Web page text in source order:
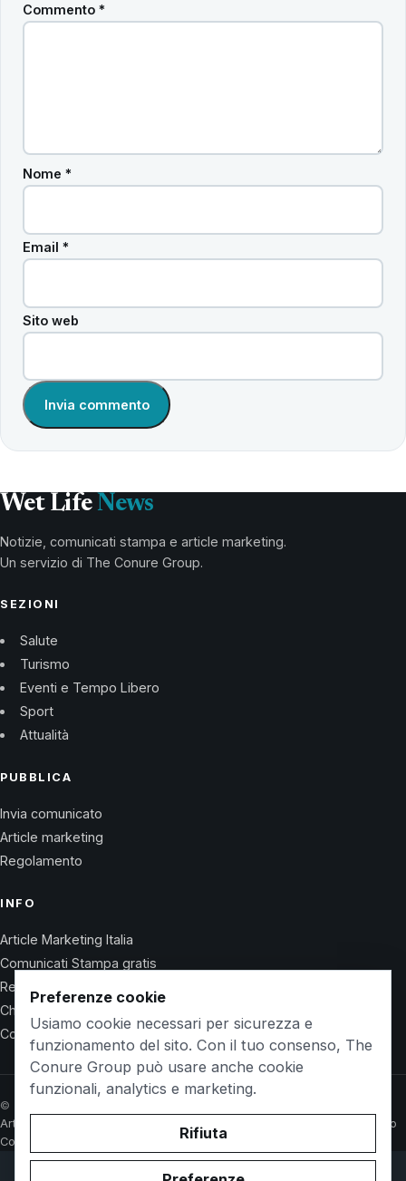
Commento *
Nome *
Email *
Sito web
Wet Life News
Notizie, comunicati stampa e article marketing.
Un servizio di The Conure Group.
SEZIONI
Salute
Turismo
Eventi e Tempo Libero
Sport
Attualità
PUBBLICA
Invia comunicato
Article marketing
Regolamento
INFO
Article Marketing Italia
Comunicati Stampa gratis
Regolamento
Chi Siamo
Contatti
© 2026 Wet Life News · The Conure Group
Article Marketing Italia
Comunicati Stampa gratis
Chi Siamo
Contatti
Preferenze cookie
Usiamo cookie necessari per sicurezza e
funzionamento del sito. Con il tuo consenso, The
Conure Group può usare anche cookie
funzionali, analytics e marketing.
Rifiuta